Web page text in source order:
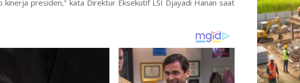
presiden,” kata Direktur Eksekutif LSI Djayadi Hanan saat